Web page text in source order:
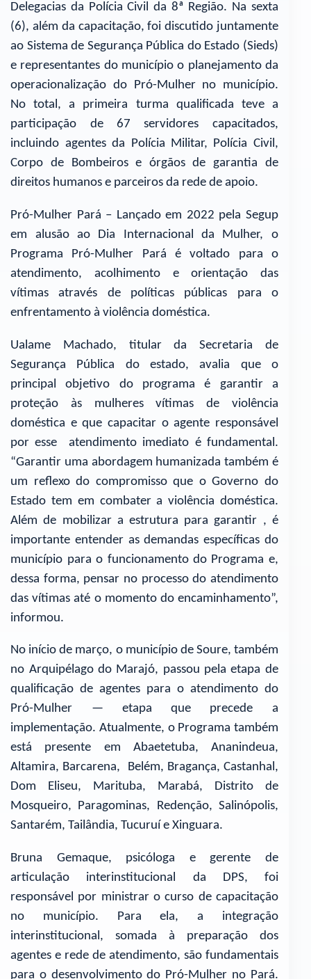
Delegacias da Polícia Civil da 8ª Região. Na sexta
(6), além da capacitação, foi discutido juntamente
ao Sistema de Segurança Pública do Estado (Sieds)
e representantes do município o planejamento da
operacionalização do Pró-Mulher no município.
No total, a primeira turma qualificada teve a
participação de 67 servidores capacitados,
incluindo agentes da Polícia Militar, Polícia Civil,
Corpo de Bombeiros e órgãos de garantia de
direitos humanos e parceiros da rede de apoio.
Pró-Mulher Pará – Lançado em 2022 pela Segup
em alusão ao Dia Internacional da Mulher, o
Programa Pró-Mulher Pará é voltado para o
atendimento, acolhimento e orientação das
vítimas através de políticas públicas para o
enfrentamento à violência doméstica.
Ualame Machado, titular da Secretaria de
Segurança Pública do estado, avalia que o
principal objetivo do programa é garantir a
proteção às mulheres vítimas de violência
doméstica e que capacitar o agente responsável
por esse atendimento imediato é fundamental.
“Garantir uma abordagem humanizada também é
um reflexo do compromisso que o Governo do
Estado tem em combater a violência doméstica.
Além de mobilizar a estrutura para garantir , é
importante entender as demandas específicas do
município para o funcionamento do Programa e,
dessa forma, pensar no processo do atendimento
das vítimas até o momento do encaminhamento”,
informou.
No início de março, o município de Soure, também
no Arquipélago do Marajó, passou pela etapa de
qualificação de agentes para o atendimento do
Pró-Mulher — etapa que precede a
implementação. Atualmente, o Programa também
está presente em Abaetetuba, Ananindeua,
Altamira, Barcarena, Belém, Bragança, Castanhal,
Dom Eliseu, Marituba, Marabá, Distrito de
Mosqueiro, Paragominas, Redenção, Salinópolis,
Santarém, Tailândia, Tucuruí e Xinguara.
Bruna Gemaque, psicóloga e gerente de
articulação interinstitucional da DPS, foi
responsável por ministrar o curso de capacitação
no município. Para ela, a integração
interinstitucional, somada à preparação dos
agentes e rede de atendimento, são fundamentais
para o desenvolvimento do Pró-Mulher no Pará.